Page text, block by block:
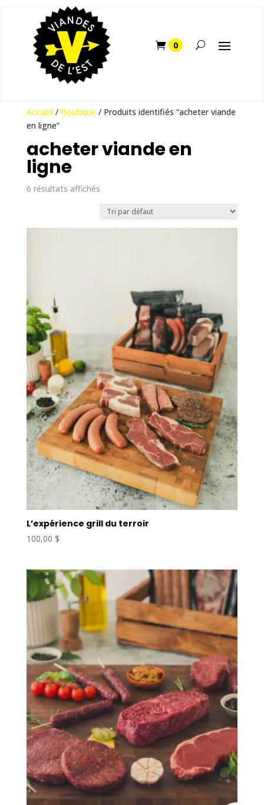
Accueil/ Boutique/ Produits identifiés “acheter viande
en ligne”
acheter viande en
ligne
6 résultats affichés
L’expérience grill du terroir
100,00 $